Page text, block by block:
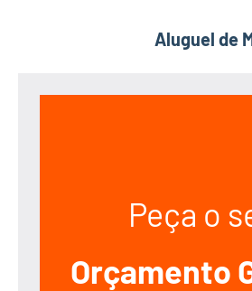
Aluguel de
Peça o
Orçamento